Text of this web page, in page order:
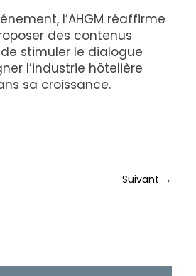
l’AHGM réaffirme
des contenus
stimuler le dialogue
l’industrie hôtelière
sa croissance.
Suivant →